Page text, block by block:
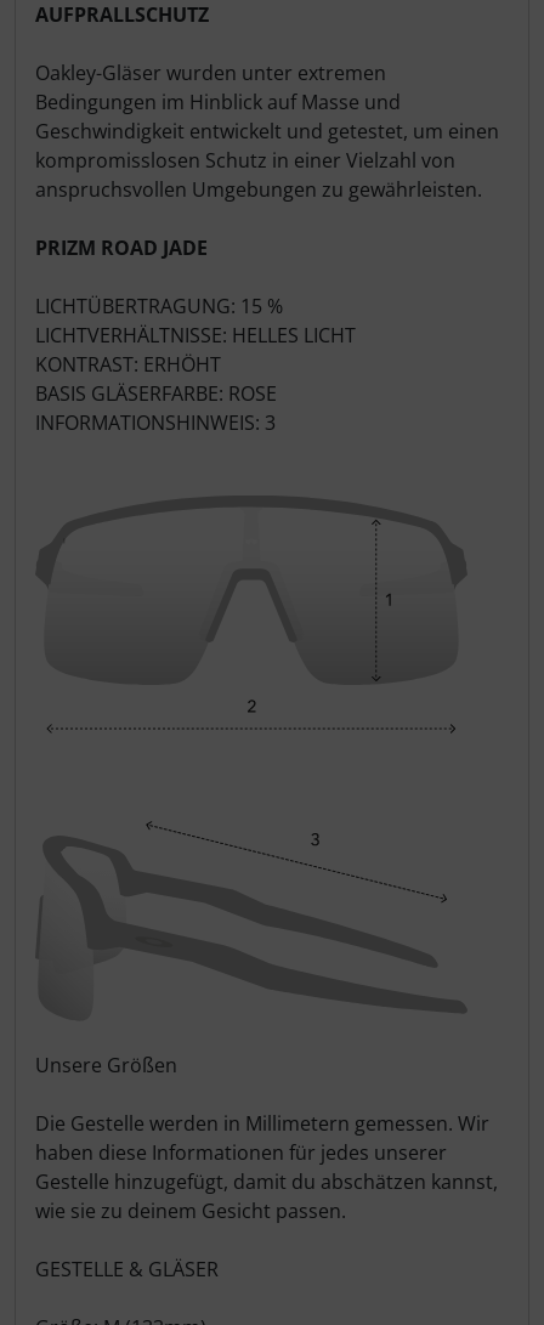
AUFPRALLSCHUTZ
Oakley-Gläser wurden unter extremen
Bedingungen im Hinblick auf Masse und
Geschwindigkeit entwickelt und getestet, um einen
kompromisslosen Schutz in einer Vielzahl von
anspruchsvollen Umgebungen zu gewährleisten.
PRIZM ROAD JADE
LICHTÜBERTRAGUNG: 15 %
LICHTVERHÄLTNISSE: HELLES LICHT
KONTRAST: ERHÖHT
BASIS GLÄSERFARBE: ROSE
INFORMATIONSHINWEIS: 3
Unsere Größen
Die Gestelle werden in Millimetern gemessen. Wir
haben diese Informationen für jedes unserer
Gestelle hinzugefügt, damit du abschätzen kannst,
wie sie zu deinem Gesicht passen.
GESTELLE & GLÄSER
KASK
KOO
Lezyne
Lightweight
Mavic
MOST
React
Reserve
Rotor
SARTO